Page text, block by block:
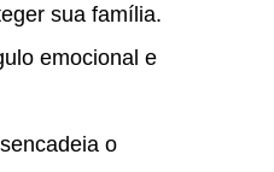
sua família.
emocional e
o